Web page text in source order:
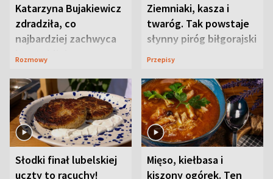
Katarzyna Bujakiewicz
zdradziła, co
najbardziej zachwyca
ją w Lublinie
Rozmowy
Ziemniaki, kasza i
twaróg. Tak powstaje
słynny piróg biłgorajski
Przepisy
Słodki finał lubelskiej
uczty to racuchy!
Mięso, kiełbasa i
kiszony ogórek. Ten